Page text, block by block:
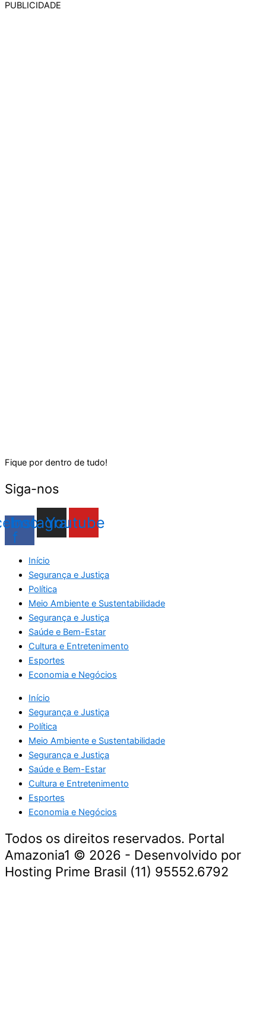
PUBLICIDADE
Fique por dentro de tudo!
Siga-nos
f
Instagram
Youtube
Início
Segurança e Justiça
Política
Meio Ambiente e Sustentabilidade
Segurança e Justiça
Saúde e Bem-Estar
Cultura e Entretenimento
Esportes
Economia e Negócios
Início
Segurança e Justiça
Política
Meio Ambiente e Sustentabilidade
Segurança e Justiça
Saúde e Bem-Estar
Cultura e Entretenimento
Esportes
Economia e Negócios
Todos os direitos reservados. Portal
Amazonia1 © 2026 - Desenvolvido por
Hosting Prime Brasil (11) 95552.6792